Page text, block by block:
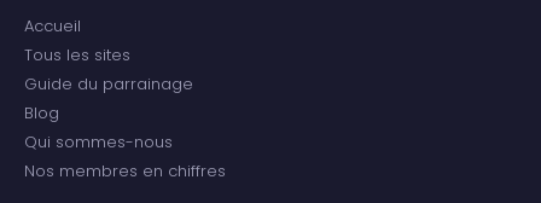
Accueil
Tous les sites
Guide du parrainage
Blog
Qui sommes-nous
Nos membres en chiffres